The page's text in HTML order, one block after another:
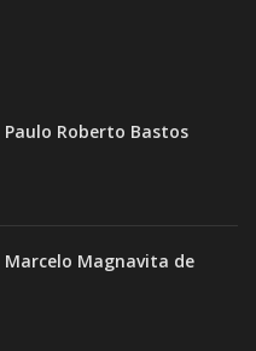
Roberto Bastos
Marcelo Magnavita de